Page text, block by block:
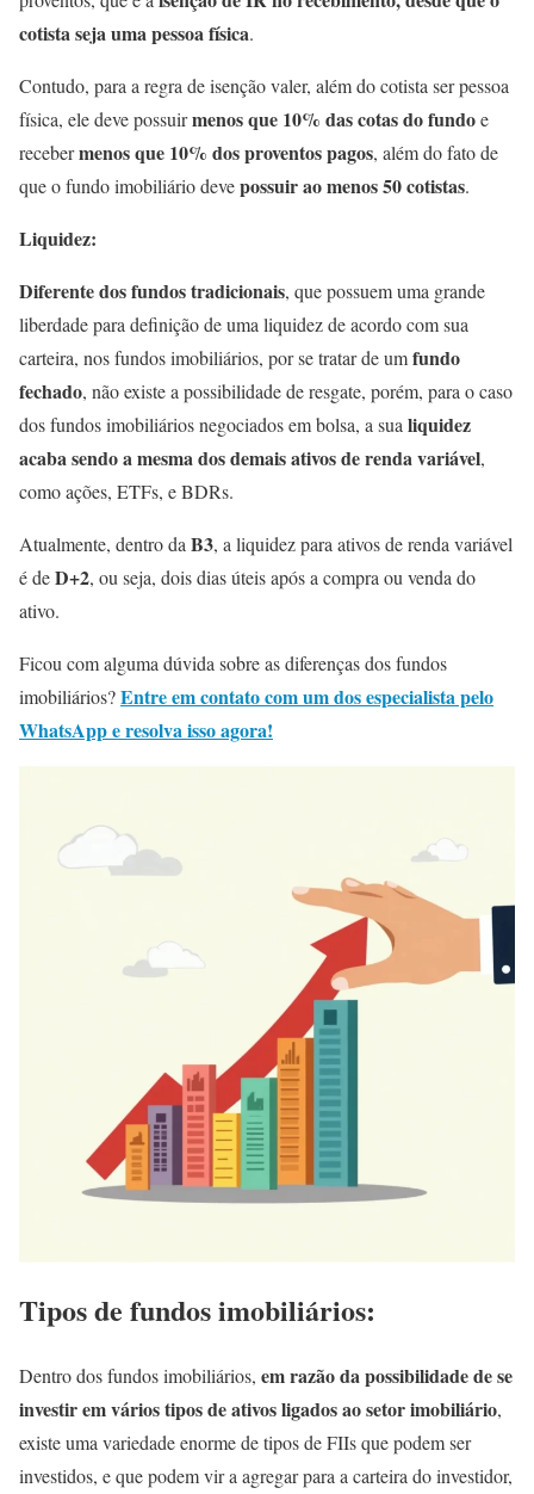
cotista seja uma pessoa física.
Contudo, para a regra de isenção valer, além do cotista ser pessoa
física, ele deve possuirmenos que 10% das cotas do fundoe
recebermenos que 10% dos proventos pagos, além do fato de
que o fundo imobiliário devepossuir ao menos 50 cotistas.
Liquidez:
Diferente dos fundos tradicionais, que possuem uma grande
liberdade para definição de uma liquidez de acordo com sua
carteira, nos fundos imobiliários, por se tratar de umfundo
fechado, não existe a possibilidade de resgate, porém, para o caso
dos fundos imobiliários negociados em bolsa, a sua liquidez
acaba sendo a mesma dos demais ativos de renda variável,
como ações, ETFs, e BDRs.
Atualmente, dentro da B3, a liquidez para ativos de renda variável
é deD+2, ou seja, dois dias úteis após a compra ou venda do
ativo.
Ficou com alguma dúvida sobre as diferenças dos fundos
imobiliários?Entre em contato com um dos especialista pelo
WhatsApp e resolva isso agora!
Tipos de fundos imobiliários:
Dentro dos fundos imobiliários, em razão da possibilidade de se
investir em vários tipos de ativos ligados ao setor imobiliário,
existe uma variedade enorme de tipos de FIIs que podem ser
investidos, e que podem vir a agregar para a carteira do investidor,